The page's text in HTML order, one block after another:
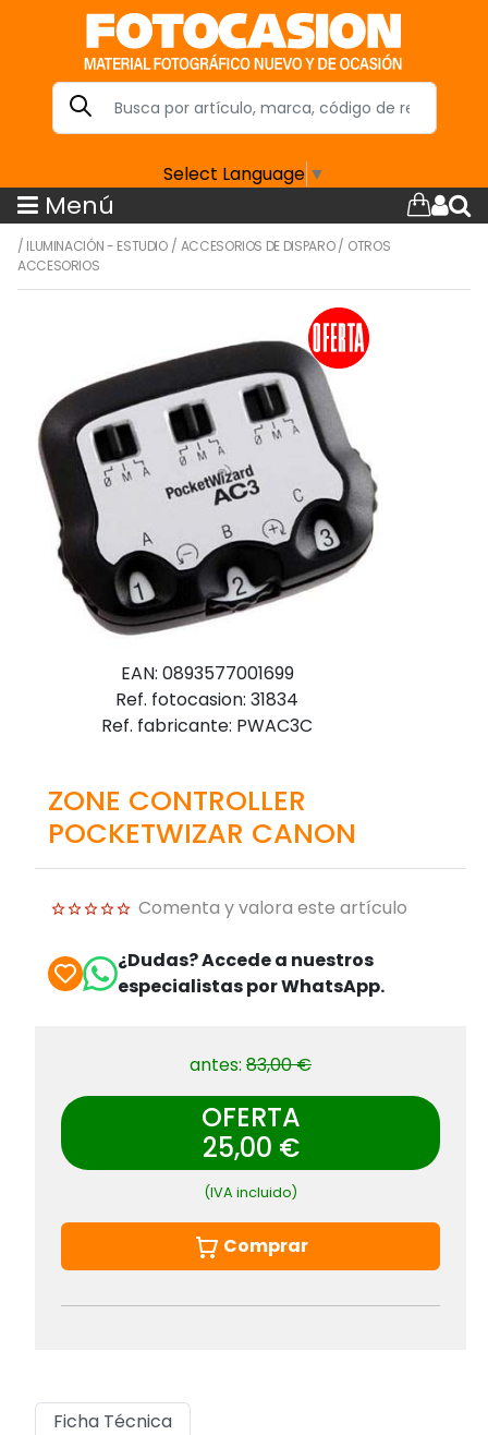
Select Language ▼
Menú
/ ILUMINACIÓN - ESTUDIO/ ACCESORIOS DE DISPARO/ OTROS
ACCESORIOS
EAN: 0893577001699
Ref. fotocasion: 31834
Ref. fabricante: PWAC3C
ZONE CONTROLLER
POCKETWIZAR CANON
Comenta y valora este artículo
¿Dudas? Accede a nuestros
especialistas por WhatsApp.
antes: 83,00 €
OFERTA
25,00 €
(IVA incluido)
Comprar
Ficha Técnica